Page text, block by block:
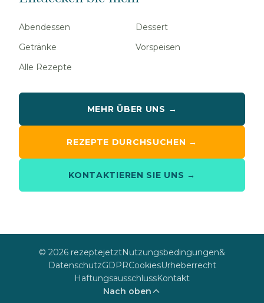
Abendessen
Dessert
Getränke
Vorspeisen
Alle Rezepte
MEHR ÜBER UNS →
REZEPTE DURCHSUCHEN →
KONTAKTIEREN SIE UNS →
© 2026 rezeptejetztNutzungsbedingungen&
DatenschutzGDPRCookiesUrheberrecht
HaftungsausschlussKontakt
Nach oben